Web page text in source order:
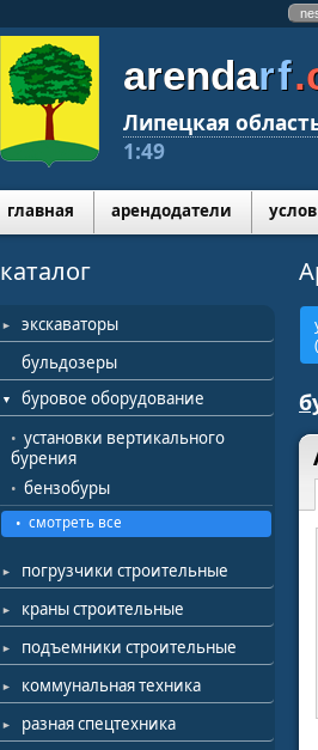
arendarf
Липецкая
1:49
главная арендодатели
каталог
экскаваторы
бульдозеры
буровое оборудование
установки вертикального
бурения
бензобуры
смотреть все
погрузчики строительные
краны строительные
подъемники строительные
коммунальная техника
разная спецтехника